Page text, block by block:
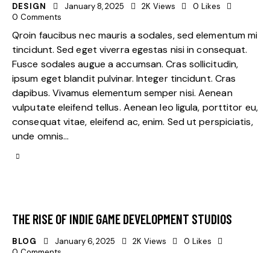
DESIGN January 8, 2025 2K Views 0 Likes
0 Comments
Qroin faucibus nec mauris a sodales, sed elementum mi
tincidunt. Sed eget viverra egestas nisi in consequat.
Fusce sodales augue a accumsan. Cras sollicitudin,
ipsum eget blandit pulvinar. Integer tincidunt. Cras
dapibus. Vivamus elementum semper nisi. Aenean
vulputate eleifend tellus. Aenean leo ligula, porttitor eu,
consequat vitae, eleifend ac, enim. Sed ut perspiciatis,
unde omnis…
THE RISE OF INDIE GAME DEVELOPMENT STUDIOS
BLOG January 6, 2025 2K Views 0 Likes